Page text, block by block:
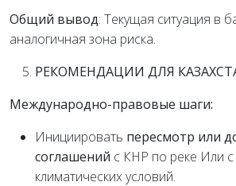
Общий вывод: Текущая ситуация в
аналогичная зона риска.
РЕКОМЕНДАЦИИ ДЛЯ
Международно-правовые шаги:
Инициировать пересмотр или
соглашений с КНР по реке Или
климатических условий.